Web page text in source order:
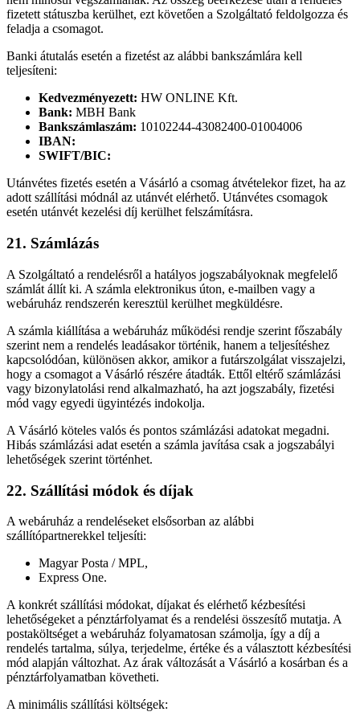
fizetett státuszba kerülhet, ezt követően a Szolgáltató feldolgozza és
feladja a csomagot.
Banki átutalás esetén a fizetést az alábbi bankszámlára kell
teljesíteni:
Kedvezményezett: HW ONLINE Kft.
Bank: MBH Bank
Bankszámlaszám: 10102244-43082400-01004006
IBAN:
SWIFT/BIC:
Utánvétes fizetés esetén a Vásárló a csomag átvételekor fizet, ha az
adott szállítási módnál az utánvét elérhető. Utánvétes csomagok
esetén utánvét kezelési díj kerülhet felszámításra.
21. Számlázás
A Szolgáltató a rendelésről a hatályos jogszabályoknak megfelelő
számlát állít ki. A számla elektronikus úton, e-mailben vagy a
webáruház rendszerén keresztül kerülhet megküldésre.
A számla kiállítása a webáruház működési rendje szerint főszabály
szerint nem a rendelés leadásakor történik, hanem a teljesítéshez
kapcsolódóan, különösen akkor, amikor a futárszolgálat visszajelzi,
hogy a csomagot a Vásárló részére átadták. Ettől eltérő számlázási
vagy bizonylatolási rend alkalmazható, ha azt jogszabály, fizetési
mód vagy egyedi ügyintézés indokolja.
A Vásárló köteles valós és pontos számlázási adatokat megadni.
Hibás számlázási adat esetén a számla javítása csak a jogszabályi
lehetőségek szerint történhet.
22. Szállítási módok és díjak
A webáruház a rendeléseket elsősorban az alábbi
szállítópartnerekkel teljesíti:
Magyar Posta / MPL,
Express One.
A konkrét szállítási módokat, díjakat és elérhető kézbesítési
lehetőségeket a pénztárfolyamat és a rendelési összesítő mutatja. A
postaköltséget a webáruház folyamatosan számolja, így a díj a
rendelés tartalma, súlya, terjedelme, értéke és a választott kézbesítési
mód alapján változhat. Az árak változását a Vásárló a kosárban és a
pénztárfolyamatban követheti.
A minimális szállítási költségek: